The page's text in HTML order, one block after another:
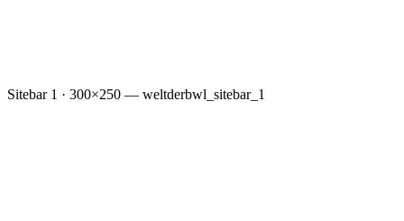
Sitebar 1 · 300×250 — weltderbwl_sitebar_1